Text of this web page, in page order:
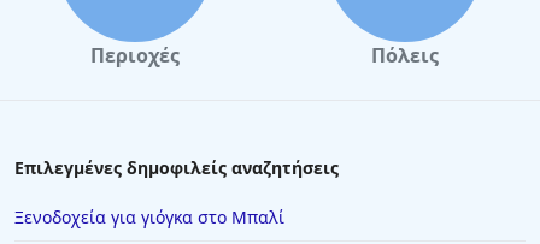
Περιοχές Πόλεις
Επιλεγμένες δημοφιλείς αναζητήσεις
Ξενοδοχεία για γιόγκα στο Μπαλί